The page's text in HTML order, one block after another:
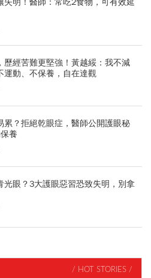
歷經苦難更堅強！黃越綏：我不減
運動、不保養，自在達觀
累？拒絕乾眼症，醫師公開護眼秘
養
光眼？3大護眼惡習恐致失明，別拿
/ HOT STORIES /